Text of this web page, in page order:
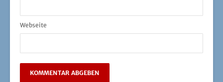
Webseite